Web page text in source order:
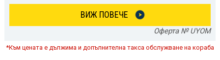
ВИЖ ПОВЕЧЕ
Оферта № UYOM
*Към цената е дължима и допълнителна такса обслужване на кораба